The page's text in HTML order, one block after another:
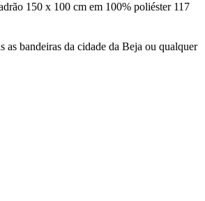
150 x 100 cm em 100% poliéster 117
as bandeiras da cidade da Beja ou qualquer